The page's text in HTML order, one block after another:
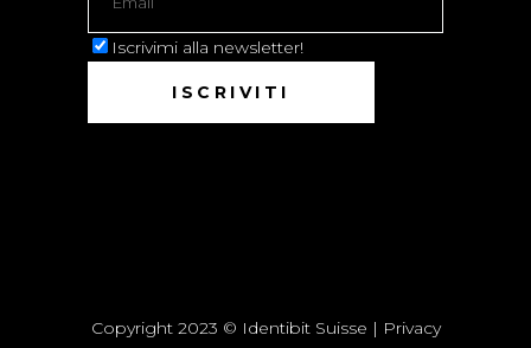
Iscrivimi alla newsletter!
Copyright 2023 © Identibit Suisse | Privacy